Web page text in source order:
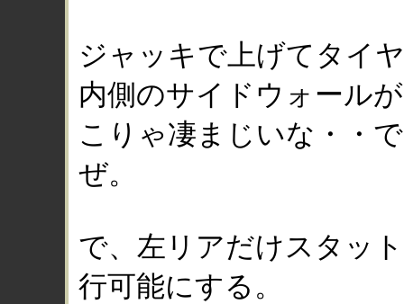
ジャッキで上げてタイ
内側のサイドウォール
こりゃ凄まじいな・・
ぜ。
で、左リアだけスタッ
行可能にする。